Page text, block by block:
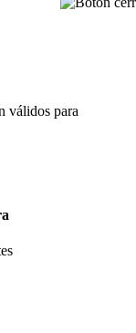
válidos para